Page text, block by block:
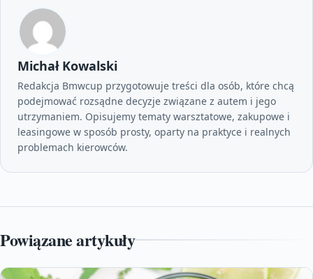
Michał Kowalski
Redakcja Bmwcup przygotowuje treści dla osób, które chcą
podejmować rozsądne decyzje związane z autem i jego
utrzymaniem. Opisujemy tematy warsztatowe, zakupowe i
leasingowe w sposób prosty, oparty na praktyce i realnych
problemach kierowców.
Powiązane artykuły